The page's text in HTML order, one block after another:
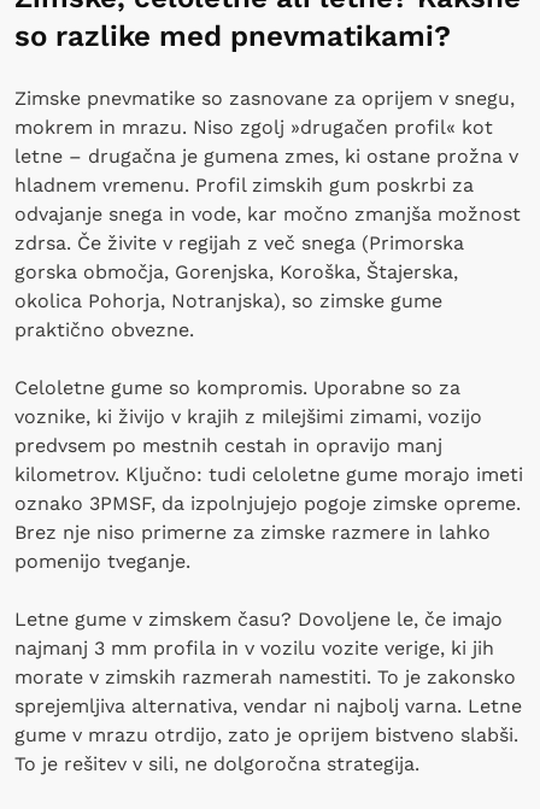
so razlike med pnevmatikami?
Zimske pnevmatike so zasnovane za oprijem v snegu,
mokrem in mrazu. Niso zgolj »drugačen profil« kot
letne – drugačna je gumena zmes, ki ostane prožna v
hladnem vremenu. Profil zimskih gum poskrbi za
odvajanje snega in vode, kar močno zmanjša možnost
zdrsa. Če živite v regijah z več snega (Primorska
gorska območja, Gorenjska, Koroška, Štajerska,
okolica Pohorja, Notranjska), so zimske gume
praktično obvezne.
Celoletne gume so kompromis. Uporabne so za
voznike, ki živijo v krajih z milejšimi zimami, vozijo
predvsem po mestnih cestah in opravijo manj
kilometrov. Ključno: tudi celoletne gume morajo imeti
oznako 3PMSF, da izpolnjujejo pogoje zimske opreme.
Brez nje niso primerne za zimske razmere in lahko
pomenijo tveganje.
Letne gume v zimskem času? Dovoljene le, če imajo
najmanj 3 mm profila in v vozilu vozite verige, ki jih
morate v zimskih razmerah namestiti. To je zakonsko
sprejemljiva alternativa, vendar ni najbolj varna. Letne
gume v mrazu otrdijo, zato je oprijem bistveno slabši.
To je rešitev v sili, ne dolgoročna strategija.